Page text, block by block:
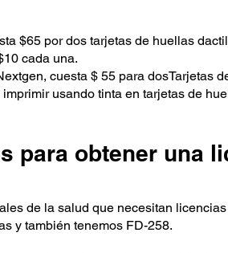
$65 por dos tarjetas de huellas
cada una.
cuesta $ 55 para dosTarjetas
usando tinta en tarjetas de
para obtener una
de la salud que necesitan
y también tenemos FD-258.